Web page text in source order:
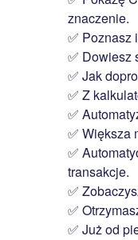
znaczenie.
✅ Poznasz
✅ Dowiesz
✅ Jak
✅ Z
✅
✅ Większa
✅
transakcje.
✅
✅
✅ Już od